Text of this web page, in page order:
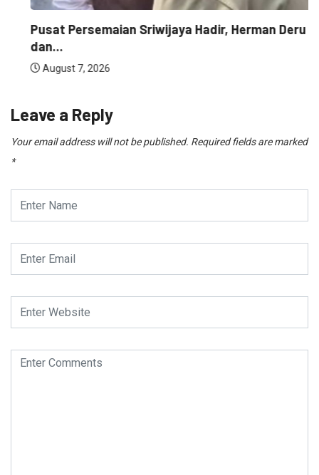
Pusat Persemaian Sriwijaya Hadir, Herman Deru
dan...
August 7, 2026
Leave a Reply
Your email address will not be published. Required fields are marked
*